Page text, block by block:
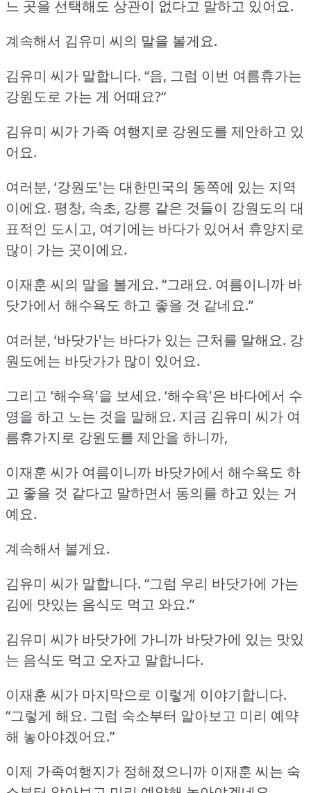
느 곳을 선택해도 상관이 없다고 말하고 있어요.
계속해서 김유미 씨의 말을 볼게요.
김유미 씨가 말합니다. “음, 그럼 이번 여름휴가는
강원도로 가는 게 어때요?“
김유미 씨가 가족 여행지로 강원도를 제안하고 있
어요.
여러분, ‘강원도'는 대한민국의 동쪽에 있는 지역
이에요. 평창, 속초, 강릉 같은 것들이 강원도의 대
표적인 도시고, 여기에는 바다가 있어서 휴양지로
많이 가는 곳이에요.
이재훈 씨의 말을 볼게요. “그래요. 여름이니까 바
닷가에서 해수욕도 하고 좋을 것 같네요.”
여러분, ‘바닷가'는 바다가 있는 근처를 말해요. 강
원도에는 바닷가가 많이 있어요.
그리고 ‘해수욕'을 보세요. ‘해수욕'은 바다에서 수
영을 하고 노는 것을 말해요. 지금 김유미 씨가 여
름휴가지로 강원도를 제안을 하니까,
이재훈 씨가 여름이니까 바닷가에서 해수욕도 하
고 좋을 것 같다고 말하면서 동의를 하고 있는 거
예요.
계속해서 볼게요.
김유미 씨가 말합니다. “그럼 우리 바닷가에 가는
김에 맛있는 음식도 먹고 와요.”
김유미 씨가 바닷가에 가니까 바닷가에 있는 맛있
는 음식도 먹고 오자고 말합니다.
이재훈 씨가 마지막으로 이렇게 이야기합니다.
“그렇게 해요. 그럼 숙소부터 알아보고 미리 예약
해 놓아야겠어요.”
이제 가족여행지가 정해졌으니까 이재훈 씨는 숙